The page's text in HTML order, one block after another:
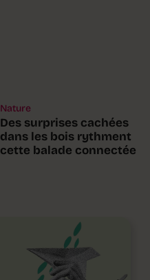
Nature
Des surprises cachées
dans les bois rythment
cette balade connectée